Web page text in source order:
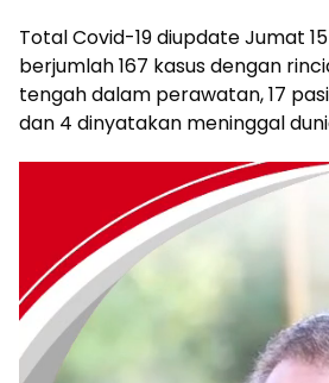
Total Covid-19 diupdate Jumat
berjumlah 167 kasus dengan
tengah dalam perawatan, 17
dan 4 dinyatakan meninggal